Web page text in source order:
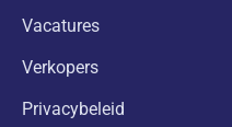
Vacatures
Verkopers
Privacybeleid